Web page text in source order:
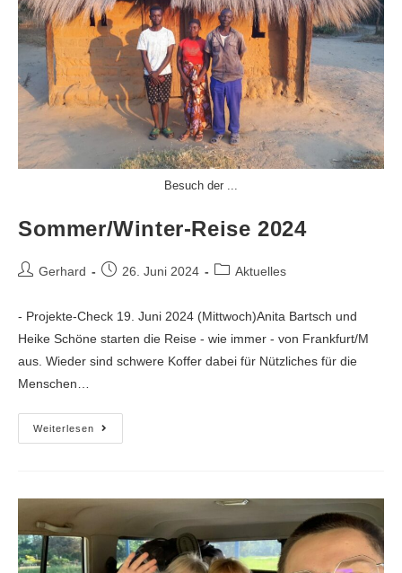
Besuch der ...
Sommer/Winter-Reise 2024
Gerhard 26. Juni 2024 Aktuelles
- Projekte-Check 19. Juni 2024 (Mittwoch)Anita Bartsch und
Heike Schöne starten die Reise - wie immer - von Frankfurt/M
aus. Wieder sind schwere Koffer dabei für Nützliches für die
Menschen…
Weiterlesen